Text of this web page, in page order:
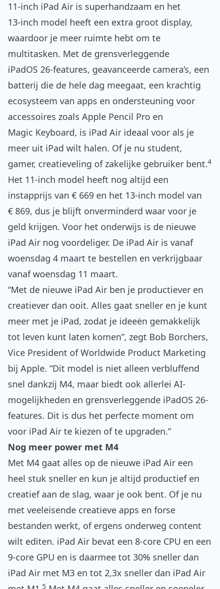
11‑inch iPad Air is superhandzaam en het
13‑inch model heeft een extra groot display,
waardoor je meer ruimte hebt om te
multitasken. Met de grensverleggende
iPadOS 26-features, geavanceerde camera’s, een
batterij die de hele dag meegaat, een krachtig
ecosysteem van apps en ondersteuning voor
accessoires zoals Apple Pencil Pro en
Magic Keyboard, is iPad Air ideaal voor als je
meer uit iPad wilt halen. Of je nu student,
gamer, creatieveling of zakelijke gebruiker bent.4
Het 11‑inch model heeft nog altijd een
instapprijs van € 669 en het 13‑inch model van
€ 869, dus je blijft onverminderd waar voor je
geld krijgen. Voor het onderwijs is de nieuwe
iPad Air nog voordeliger. De iPad Air is vanaf
woensdag 4 maart te bestellen en verkrijgbaar
vanaf woensdag 11 maart.
“Met de nieuwe iPad Air ben je productiever en
creatiever dan ooit. Alles gaat sneller en je kunt
meer met je iPad, zodat je ideeën gemakkelijk
tot leven kunt laten komen”, zegt Bob Borchers,
Vice President of Worldwide Product Marketing
bij Apple. “Dit model is niet alleen verbluffend
snel dankzij M4, maar biedt ook allerlei AI-
mogelijkheden en grensverleggende iPadOS 26-
features. Dit is dus het perfecte moment om
voor iPad Air te kiezen of te upgraden.”
Nog meer power met M4
Met M4 gaat alles op de nieuwe iPad Air een
heel stuk sneller en kun je altijd productief en
creatief aan de slag, waar je ook bent. Of je nu
met veeleisende creatieve apps en forse
bestanden werkt, of ergens onderweg content
wilt editen. iPad Air bevat een 8‑core CPU en een
9‑core GPU en is daarmee tot 30% sneller dan
iPad Air met M3 en tot 2,3x sneller dan iPad Air
5